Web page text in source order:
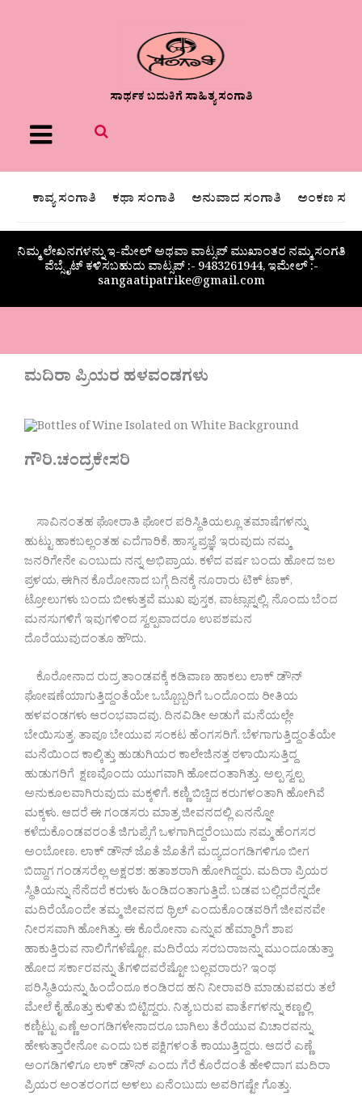
ಸಾರ್ಥಕ ಬದುಕಿಗೆ ಸಾಹಿತ್ಯ ಸಂಗಾತಿ
Menu
ಕಾವ್ಯ ಸಂಗಾತಿ ಕಥಾ ಸಂಗಾತಿ ಅನುವಾದ ಸಂಗಾತಿ ಅಂಕಣ
ನಿಮ್ಮ ಲೇಖನಗಳನ್ನು ಇ-ಮೇಲ್ ಅಥವಾ ವಾಟ್ಸಪ್ ಮುಖಾಂತರ ನಮ್ಮ ಸಂಗತಿ
ವೆಬ್ಸೈಟ್ ಕಳಿಸಬಹುದು ವಾಟ್ಸಪ್‌ :- 9483261944, ಇಮೇಲ್ :-
sangaatipatrike@gmail.com
ಮದಿರಾ ಪ್ರಿಯರ ಹಳವಂಡಗಳು
ಗೌರಿ.ಚಂದ್ರಕೇಸರಿ
ಸಾವಿನಂತಹ ಘೋರಾತಿ ಘೋರ ಪರಿಸ್ಥಿತಿಯಲ್ಲೂ ತಮಾಷೆಗಳನ್ನು
ಹುಟ್ಟು ಹಾಕಬಲ್ಲಂತಹ ಎದೆಗಾರಿಕೆ, ಹಾಸ್ಯ ಪ್ರಜ್ಞೆ ಇರುವುದು ನಮ್ಮ
ಜನರಿಗೇನೇ ಎಂಬುದು ನನ್ನ ಅಭಿಪ್ರಾಯ. ಕಳೆದ ವರ್ಷ ಬಂದು ಹೋದ ಜಲ
ಪ್ರಳಯ, ಈಗಿನ ಕೊರೋನಾದ ಬಗ್ಗೆ ದಿನಕ್ಕೆ ನೂರಾರು ಟಿಕ್ ಟಾಕ್,
ಟ್ರೋಲುಗಳು ಬಂದು ಬೀಳುತ್ತವೆ ಮುಖ ಪುಸ್ತಕ, ವಾಟ್ಸಾಪ್ನಲ್ಲಿ. ನೊಂದು ಬೆಂದ
ಮನಸುಗಳಿಗೆ ಇವುಗಳಿಂದ ಸ್ವಲ್ಪವಾದರೂ ಉಪಶಮನ
ದೊರೆಯುವುದಂತೂ ಹೌದು.
ಕೊರೋನಾದ ರುದ್ರ ತಾಂಡವಕ್ಕೆ ಕಡಿವಾಣ ಹಾಕಲು ಲಾಕ್ ಡೌನ್
ಘೋಷಣೆಯಾಗುತ್ತಿದ್ದಂತೆಯೇ ಒಬ್ಬೊಬ್ಬರಿಗೆ ಒಂದೊಂದು ರೀತಿಯ
ಹಳವಂಡಗಳು ಆರಂಭವಾದವು. ದಿನವಿಡೀ ಅಡುಗೆ ಮನೆಯಲ್ಲೇ
ಬೇಯಿಸುತ್ತ, ತಾವೂ ಬೇಯುವ ಸಂಕಟ ಹೆಂಗಸರಿಗೆ. ಬೆಳಗಾಗುತ್ತಿದ್ದಂತೆಯೇ
ಮನೆಯಿಂದ ಕಾಲ್ಕಿತ್ತು ಹುಡುಗಿಯರ ಕಾಲೇಜಿನತ್ತ ಠಳಾಯಿಸುತ್ತಿದ್ದ
ಹುಡುಗರಿಗೆ ಕ್ಷಣವೊಂದು ಯುಗವಾಗಿ ಹೋದಂತಾಗಿತ್ತು. ಅಲ್ಪ ಸ್ವಲ್ಪ
ಅನುಕೂಲವಾಗಿರುವುದು ಮಕ್ಕಳಿಗೆ. ಕಣ್ಣಿ ಬಿಚ್ಚಿದ ಕರುಗಳಂತಾಗಿ ಹೋಗಿವೆ
ಮಕ್ಕಳು. ಆದರೆ ಈ ಗಂಡಸರು ಮಾತ್ರ ಜೀವನದಲ್ಲಿ ಏನನ್ನೋ
ಕಳೆದುಕೊಂಡವರಂತೆ ಜಿಗುಪ್ಸೆಗೆ ಒಳಗಾಗಿದ್ದರೆಂಬುದು ನಮ್ಮ ಹೆಂಗಸರ
ಅಂಬೋಣ. ಲಾಕ್ ಡೌನ್ ಜೊತೆ ಜೊತೆಗೆ ಮದ್ಯದಂಗಡಿಗಳಿಗೂ ಬೀಗ
ಬಿದ್ದಾಗ ಗಂಡಸರೆಲ್ಲ ಅಕ್ಷರಶ: ಹತಾಶರಾಗಿ ಹೋಗಿದ್ದರು. ಮದಿರಾ ಪ್ರಿಯರ
ಸ್ಥಿತಿಯನ್ನು ನೆನೆದರೆ ಕರುಳು ಹಿಂಡಿದಂತಾಗುತ್ತಿದೆ. ಬಡವ ಬಲ್ಲಿದರೆನ್ನದೇ
ಮದಿರೆಯೊಂದೇ ತಮ್ಮ ಜೀವನದ ಥ್ರಿಲ್ ಎಂದುಕೊಂಡವರಿಗೆ ಜೀವನವೇ
ನೀರಸವಾಗಿ ಹೋಗಿತ್ತು. ಈ ಕೊರೋನಾ ಎನ್ನುವ ಹೆಮ್ಮಾರಿಗೆ ಶಾಪ
ಹಾಕುತ್ತಿರುವ ನಾಲಿಗೆಗಳೆಷ್ಟೋ, ಮದಿರೆಯ ಸರಬರಾಜನ್ನು ಮುಂದೂಡುತ್ತಾ
ಹೋದ ಸರ್ಕಾರವನ್ನು ತೆಗಳಿದವರೆಷ್ಟೋ ಬಲ್ಲವರಾರು? ಇಂಥ
ಪರಿಸ್ಥಿತಿಯನ್ನು ಹಿಂದೆಂದೂ ಕಂಡಿರದ ಹನಿ ನೀರಾವರಿ ಮಾಡುವವರು ತಲೆ
ಮೇಲೆ ಕೈ ಹೊತ್ತು ಕುಳಿತು ಬಿಟ್ಟಿದ್ದರು. ನಿತ್ಯ ಬರುವ ವಾರ್ತೆಗಳನ್ನು ಕಣ್ಣಲ್ಲಿ
ಕಣ್ಣಿಟ್ಟು ಎಣ್ಣೆ ಅಂಗಡಿಗಳೇನಾದರೂ ಬಾಗಿಲು ತೆರೆಯುವ ವಿಚಾರವನ್ನು
ಹೇಳುತ್ತಾರೇನೋ ಎಂದು ಬಕ ಪಕ್ಷಿಗಳಂತೆ ಕಾಯುತ್ತಿದ್ದರು. ಆದರೆ ಎಣ್ಣೆ
ಅಂಗಡಿಗಳಿಗೂ ಲಾಕ್ ಡೌನ್ ಎಂದು ಗೆರೆ ಕೊರೆದಂತೆ ಹೇಳಿದಾಗ ಮದಿರಾ
ಪ್ರಿಯರ ಅಂತರಂಗದ ಅಳಲು ಏನೆಂಬುದು ಅವರಿಗಷ್ಟೇ ಗೊತ್ತು.